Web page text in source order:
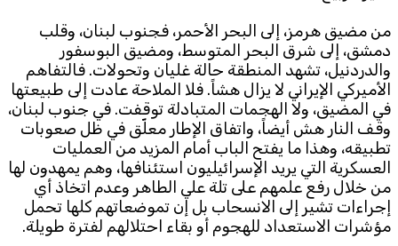
Subscribe to the newsletter
TTV
TTV Plus
Download the app
من مضيق هرمز، إلى البحر الأحمر، فجنوب لبنان، وقلب
دمشق، إلى شرق البحر المتوسط، ومضيق البوسفور
والدردنيل، تشهد المنطقة حالة غليان وتحولات. فالتفاهم
الأميركي الإيراني لا يزال هشاً. فلا الملاحة عادت إلى طبيعتها
في المضيق، ولا الهجمات المتبادلة توقفت. في جنوب لبنان،
وقف النار هش أيضاً، واتفاق الإطار معلّق في ظل صعوبات
تطبيقه، وهذا ما يفتح الباب أمام المزيد من العمليات
العسكرية التي يريد الإسرائيليون استئنافها، وهم يمهدون لها
من خلال رفع علمهم على تلة علي الطاهر وعدم اتخاذ أي
إجراءات تشير إلى الانسحاب بل إن تموضعاتهم كلها تحمل
مؤشرات الاستعداد للهجوم أو بقاء احتلالهم لفترة طويلة.